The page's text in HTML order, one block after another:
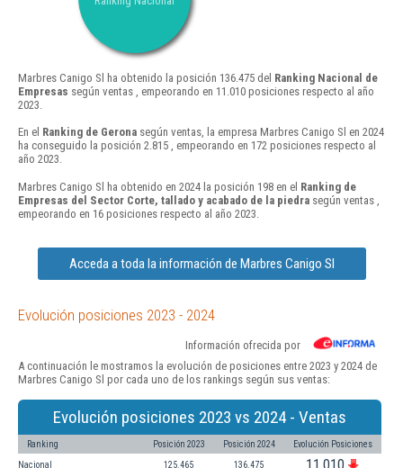
Marbres Canigo Sl ha obtenido la posición 136.475 del Ranking Nacional de
Empresas según ventas , empeorando en 11.010 posiciones respecto al año
2023.
En el Ranking de Gerona según ventas, la empresa Marbres Canigo Sl en 2024
ha conseguido la posición 2.815 , empeorando en 172 posiciones respecto al
año 2023.
Marbres Canigo Sl ha obtenido en 2024 la posición 198 en el Ranking de
Empresas del Sector Corte, tallado y acabado de la piedra según ventas ,
empeorando en 16 posiciones respecto al año 2023.
Acceda a toda la información de Marbres Canigo Sl
Evolución posiciones 2023 - 2024
Información ofrecida por
A continuación le mostramos la evolución de posiciones entre 2023 y 2024 de
Marbres Canigo Sl por cada uno de los rankings según sus ventas:
Evolución posiciones 2023 vs 2024 - Ventas
Ranking Posición 2023 Posición 2024 Evolución Posiciones
Nacional 125.465 136.475